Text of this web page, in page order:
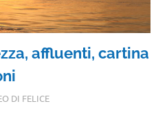
affluenti, cartina
DI FELICE